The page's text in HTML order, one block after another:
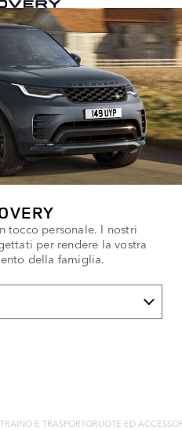
tocco personale. I nostri
per rendere la vostra
della famiglia.
TRAINO E TRASPORTORUOTE ED